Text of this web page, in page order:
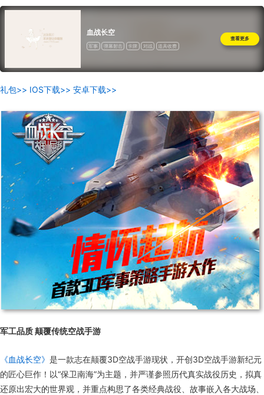
血战长空
军事 弹幕射击 卡牌 对战 道具收费
查看更多
礼包>> IOS下载>> 安卓下载>>
军工品质 颠覆传统空战手游
《血战长空》 是一款志在颠覆3D空战手游现状，开创3D空战手游新纪元
的匠心巨作！以“保卫南海”为主题，并严谨参照历代真实战役历史，拟真
还原出宏大的世界观，并重点构思了各类经典战役、故事嵌入各大战场、